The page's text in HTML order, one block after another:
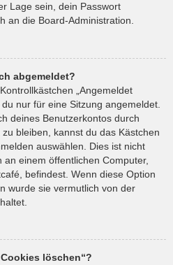
Lage sein, dein Passwort
an die Board-Administration.
abgemeldet?
„Angemeldet
nur für eine Sitzung angemeldet.
deines Benutzerkontos durch
bleiben, kannst du das Kästchen
auswählen. Dies ist nicht
einem öffentlichen Computer,
befindest. Wenn diese Option
wurde sie vermutlich von der
löschen“?